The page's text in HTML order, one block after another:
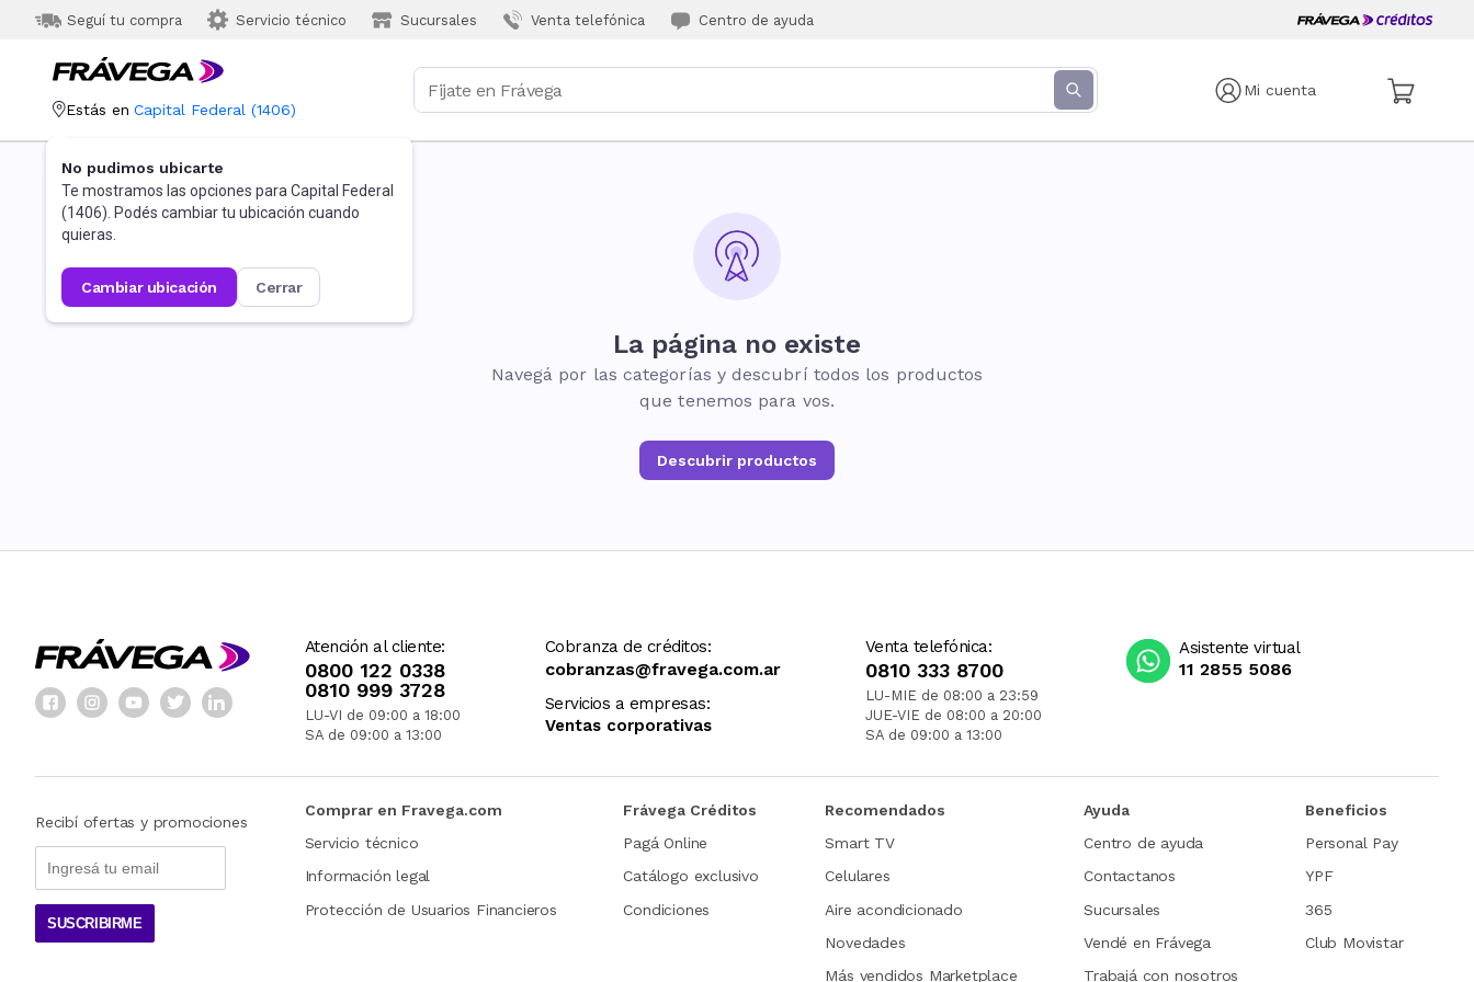
Seguí tu compra Servicio técnico Sucursales Venta telefónica Centro de ayuda
Mi cuenta
Estás en Capital Federal (1406)
No pudimos ubicarte
Te mostramos las opciones para Capital Federal
(1406). Podés cambiar tu ubicación cuando
quieras.
cambiar ubicación cerrar
La página no existe
Navegá por las categorías y descubrí todos los productos
que tenemos para vos.
Descubrir productos
Atención al cliente:
0800 122 0338
0810 999 3728
LU-VI de 09:00 a 18:00
SA de 09:00 a 13:00
Cobranza de créditos:
cobranzas@fravega.com.ar
Servicios a empresas:
Ventas corporativas
Venta telefónica:
0810 333 8700
LU-MIE de 08:00 a 23:59
JUE-VIE de 08:00 a 20:00
SA de 09:00 a 13:00
Asistente virtual
11 2855 5086
Recibí ofertas y promociones
SUSCRIBIRME
Comprar en Fravega.com
Servicio técnico
Información legal
Protección de Usuarios Financieros
Frávega Créditos
Pagá Online
Catálogo exclusivo
Condiciones
Recomendados
Smart TV
Celulares
Aire acondicionado
Novedades
Más vendidos Marketplace
Ayuda
Centro de ayuda
Contactanos
Sucursales
Vendé en Frávega
Trabajá con nosotros
Beneficios
Personal Pay
YPF
365
Club Movistar